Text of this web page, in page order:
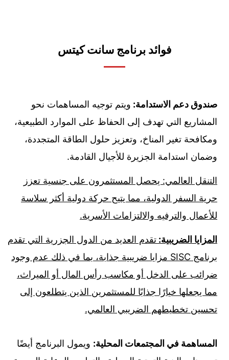
فوائد برنامج سانت كيتس
صندوق دعم الاستدامة: ويتم توجيه المساهمات نحو
المشاريع التي تهدف إلى الحفاظ على الموارد الطبيعية،
ومكافحة تغير المناخ، وتعزيز حلول الطاقة المتجددة،
وضمان استدامة الجزيرة للأجيال القادمة.
التنقل العالمي: يحصل المستثمرون على جنسية تعزز
حرية السفر الدولية، مما يتيح حركة دولية أكثر سلاسة
للأعمال والترفيه والالتزامات الأسرية.
المزايا الضريبية: تقدم العديد من الدول الجزرية التي تقدم
برنامج SISC مزايا ضريبية جذابة، بما في ذلك عدم وجود
ضرائب على الدخل أو مكاسب رأس المال أو الميراث،
مما يجعلها خيارًا جذابًا للمستثمرين الذين يتطلعون إلى
تحسين تخطيطهم الضريبي العالمي.
المساهمة في المجتمعات المحلية:ويمول البرنامج أيضًا